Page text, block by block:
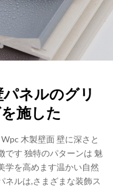
パネルのグリ
施した
木製壁面 壁に深さと
です 独特のパターンは 魅
学を高めます温かい自然
ネルは,さまざまな装飾ス